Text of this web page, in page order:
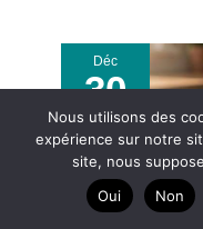
Déc
30
2025
Nous utilisons des
expérience sur notre
site, nous
Oui
Non